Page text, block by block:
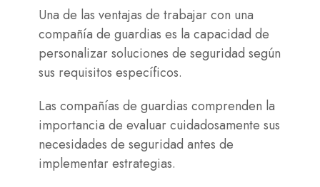
Una de las ventajas de trabajar con una
compañía de guardias es la capacidad de
personalizar soluciones de seguridad según
sus requisitos específicos.
Las compañías de guardias comprenden la
importancia de evaluar cuidadosamente sus
necesidades de seguridad antes de
implementar estrategias.